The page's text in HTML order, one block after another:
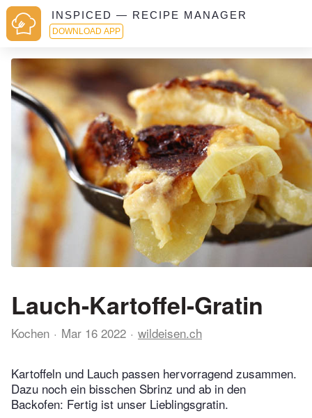
INSPICED — RECIPE MANAGER
DOWNLOAD APP
Lauch-Kartoffel-Gratin
Kochen Mar 16 2022 wildeisen.ch
Kartoffeln und Lauch passen hervorragend zusammen.
Dazu noch ein bisschen Sbrinz und ab in den
Backofen: Fertig ist unser Lieblingsgratin.